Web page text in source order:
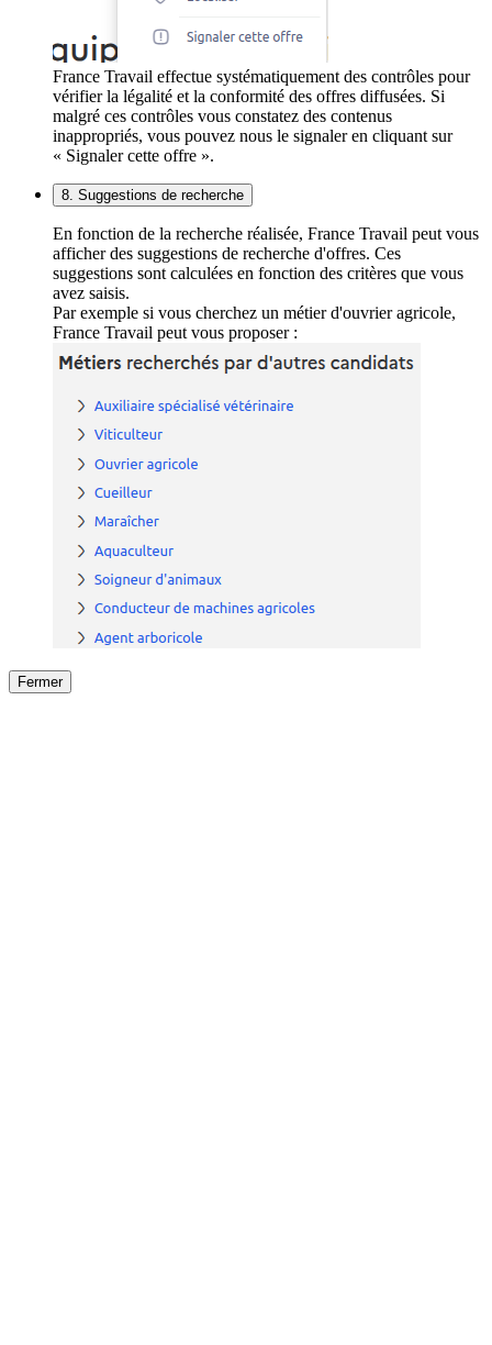
France Travail effectue systématiquement des contrôles pour
vérifier la légalité et la conformité des offres diffusées. Si
malgré ces contrôles vous constatez des contenus
inappropriés, vous pouvez nous le signaler en cliquant sur
« Signaler cette offre ».
8. Suggestions de recherche
En fonction de la recherche réalisée, France Travail peut vous
afficher des suggestions de recherche d'offres. Ces
suggestions sont calculées en fonction des critères que vous
avez saisis.
Par exemple si vous cherchez un métier d'ouvrier agricole,
France Travail peut vous proposer :
Fermer